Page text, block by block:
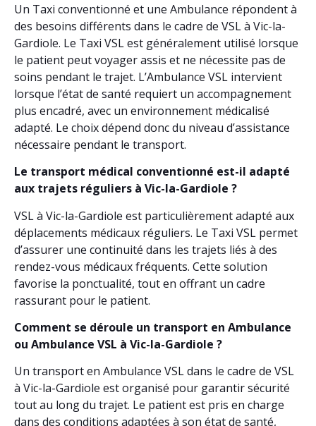
Un Taxi conventionné et une Ambulance répondent à
des besoins différents dans le cadre de VSL à Vic-la-
Gardiole. Le Taxi VSL est généralement utilisé lorsque
le patient peut voyager assis et ne nécessite pas de
soins pendant le trajet. L’Ambulance VSL intervient
lorsque l’état de santé requiert un accompagnement
plus encadré, avec un environnement médicalisé
adapté. Le choix dépend donc du niveau d’assistance
nécessaire pendant le transport.
Le transport médical conventionné est-il adapté
aux trajets réguliers à Vic-la-Gardiole ?
VSL à Vic-la-Gardiole est particulièrement adapté aux
déplacements médicaux réguliers. Le Taxi VSL permet
d’assurer une continuité dans les trajets liés à des
rendez-vous médicaux fréquents. Cette solution
favorise la ponctualité, tout en offrant un cadre
rassurant pour le patient.
Comment se déroule un transport en Ambulance
ou Ambulance VSL à Vic-la-Gardiole ?
Un transport en Ambulance VSL dans le cadre de VSL
à Vic-la-Gardiole est organisé pour garantir sécurité
tout au long du trajet. Le patient est pris en charge
dans des conditions adaptées à son état de santé,